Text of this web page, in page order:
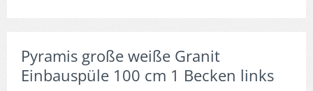
Pyramis große weiße Granit
Einbauspüle 100 cm 1 Becken links